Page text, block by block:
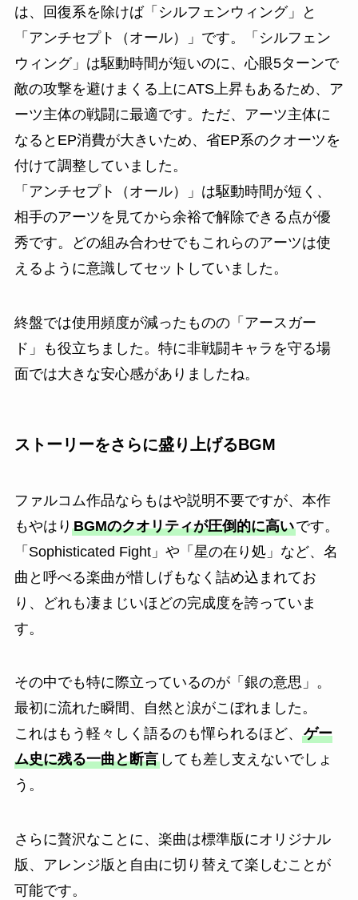
は、回復系を除けば「シルフェンウィング」と
「アンチセプト（オール）」です。「シルフェン
ウィング」は駆動時間が短いのに、心眼5ターンで
敵の攻撃を避けまくる上にATS上昇もあるため、ア
ーツ主体の戦闘に最適です。ただ、アーツ主体に
なるとEP消費が大きいため、省EP系のクオーツを
付けて調整していました。
「アンチセプト（オール）」は駆動時間が短く、
相手のアーツを見てから余裕で解除できる点が優
秀です。どの組み合わせでもこれらのアーツは使
えるように意識してセットしていました。
終盤では使用頻度が減ったものの「アースガー
ド」も役立ちました。特に非戦闘キャラを守る場
面では大きな安心感がありましたね。
ストーリーをさらに盛り上げるBGM
ファルコム作品ならもはや説明不要ですが、本作
もやはり BGMのクオリティが圧倒的に高いです。
「Sophisticated Fight」や「星の在り処」など、名
曲と呼べる楽曲が惜しげもなく詰め込まれてお
り、どれも凄まじいほどの完成度を誇っていま
す。
その中でも特に際立っているのが「銀の意思」。
最初に流れた瞬間、自然と涙がこぼれました。
これはもう軽々しく語るのも憚られるほど、 ゲー
ム史に残る一曲と断言しても差し支えないでしょ
う。
さらに贅沢なことに、楽曲は標準版にオリジナル
版、アレンジ版と自由に切り替えて楽しむことが
可能です。